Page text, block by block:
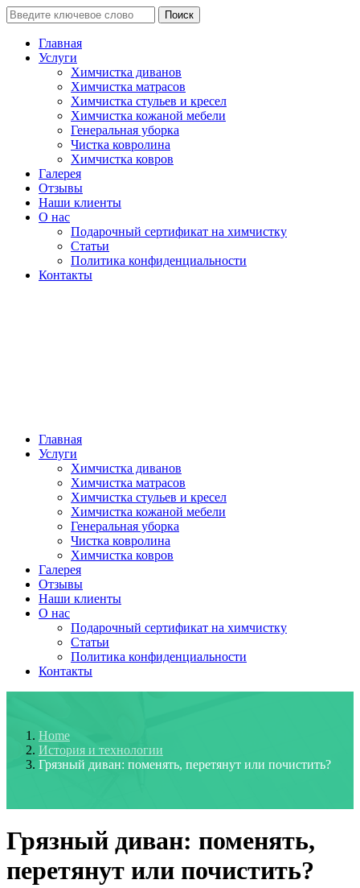
Поиск
Главная
Услуги
Химчистка диванов
Химчистка матрасов
Химчистка стульев и кресел
Химчистка кожаной мебели
Генеральная уборка
Чистка ковролина
Химчистка ковров
Галерея
Отзывы
Наши клиенты
О нас
Подарочный сертификат на химчистку
Статьи
Политика конфиденциальности
Контакты
Главная
Услуги
Химчистка диванов
Химчистка матрасов
Химчистка стульев и кресел
Химчистка кожаной мебели
Генеральная уборка
Чистка ковролина
Химчистка ковров
Галерея
Отзывы
Наши клиенты
О нас
Подарочный сертификат на химчистку
Статьи
Политика конфиденциальности
Контакты
Home
История и технологии
Грязный диван: поменять, перетянут или почистить?
Грязный диван: поменять,
перетянут или почистить?